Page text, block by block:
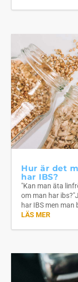
Hur är det
har IBS?
"Kan man äta
om man har
har IBS men
LÄS MER